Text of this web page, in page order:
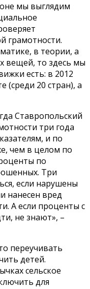
мы выглядим
грамотности.
в теории, а
вещей, то здесь мы
есть: в 2012
(среди 20 стран), а
Ставропольский
три года
и по
чем в целом по
по
Три
если нарушены
нанесен вред
А если проценты с
не знают», –
переучивать
детей.
сельское
для